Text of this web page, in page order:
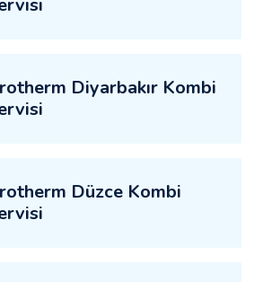
Diyarbakır Kombi
Düzce Kombi